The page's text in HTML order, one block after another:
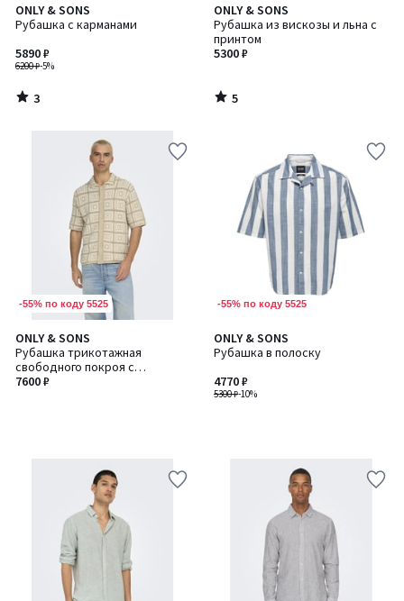
ONLY & SONS
Рубашка с карманами
6200 ₽-5%
5890 ₽
3
/
3
/
ONLY & SONS
Рубашка из вискозы и льна с
принтом
5300 ₽
5
/
5
5
/
-55% по коду 5525
ONLY & SONS
Рубашка трикотажная
свободного покроя с
коротким рукавами с принтом
7600 ₽
-55% по коду 5525
ONLY & SONS
Рубашка в полоску
5300 ₽-10%
4770 ₽